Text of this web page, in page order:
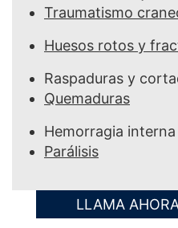
Traumatismo
Huesos rotos y
Raspaduras y
Quemaduras
Hemorragia interna
Parálisis
LLAMA